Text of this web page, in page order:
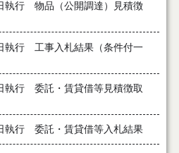
執行 物品（公開調達）見積徴
執行 工事入札結果（条件付一
執行 委託・賃貸借等見積徴取
執行 委託・賃貸借等入札結果